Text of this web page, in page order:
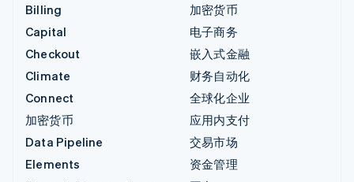
Billing
Capital
Checkout
Climate
Connect
加密货币
Data Pipeline
Elements
加密货币
电子商务
嵌入式金融
财务自动化
全球化企业
应用内支付
交易市场
资金管理